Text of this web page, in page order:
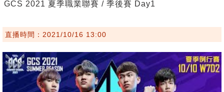
GCS 2021 夏季職業聯賽 / 季後賽 Day1
直播時間：2021/10/16 13:00